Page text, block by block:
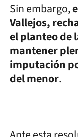
Sin embargo,
Vallejos,
el planteo de
mantener
imputación
del menor.